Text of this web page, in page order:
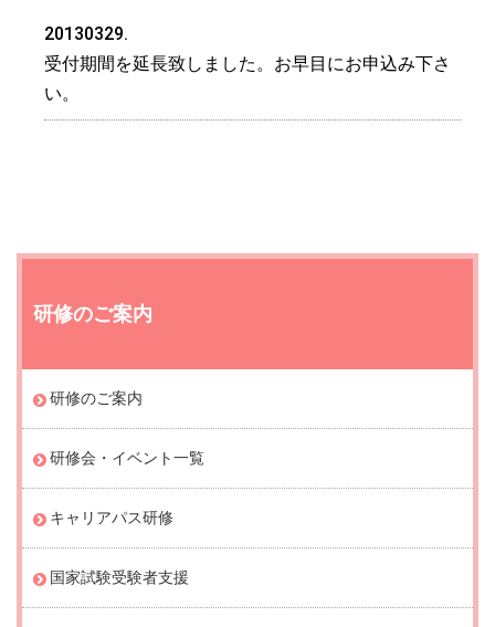
20130329.
受付期間を延長致しました。お早目にお申込み下さ
い。
研修のご案内
研修のご案内
研修会・イベント一覧
キャリアパス研修
国家試験受験者支援